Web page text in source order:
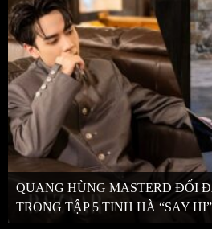
QUANG HÙNG MASTERD ĐỐI
TRONG TẬP 5 TINH HÀ “SAY HI”